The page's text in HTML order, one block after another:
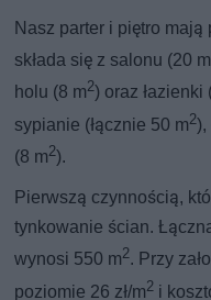
Nasz parter i piętro
składa się z salonu (20 m
holu (8 m2) oraz łazienki
sypianie (łącznie 50 m2),
(8 m2).
Pierwszą czynnością,
tynkowanie ścian.
wynosi 550 m2. Przy
poziomie 26 zł/m2 i